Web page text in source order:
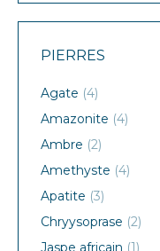
PIERRES
Agate (4)
Amazonite (4)
Ambre (2)
Amethyste (4)
Apatite (3)
Chryysoprase (2)
Jaspe africain (1)